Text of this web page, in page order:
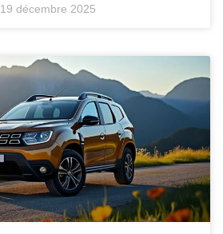
19 décembre 2025